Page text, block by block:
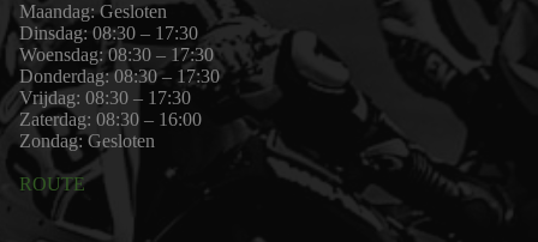
Maandag: Gesloten
Dinsdag: 08:30 – 17:30
Woensdag: 08:30 – 17:30
Donderdag: 08:30 – 17:30
Vrijdag: 08:30 – 17:30
Zaterdag: 08:30 – 16:00
Zondag: Gesloten
ROUTE